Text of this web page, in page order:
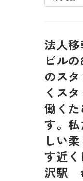
法人
ビル
のス
くス
働く
す。
しい
す近
沢駅